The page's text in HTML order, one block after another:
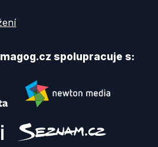
spolupracuje s: